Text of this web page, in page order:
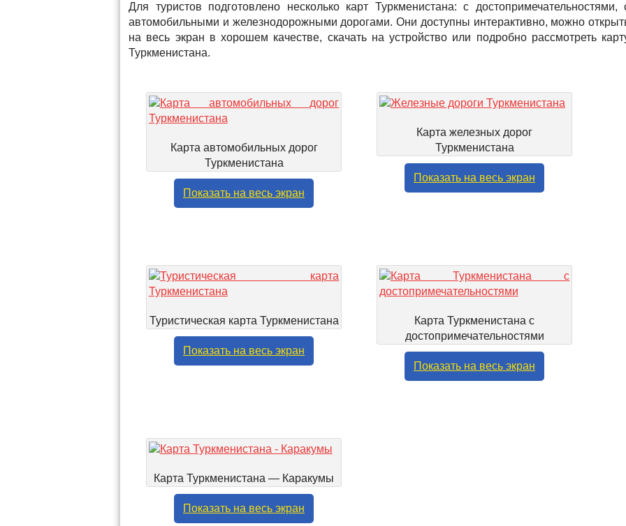
Для туристов подготовлено несколько карт Туркменистана: с достопримечательностями,
автомобильными и железнодорожными дорогами. Они доступны интерактивно, можно
на весь экран в хорошем качестве, скачать на устройство или подробно рассмотреть
Туркменистана.
Карта автомобильных дорог
Туркменистана
Показать на весь экран
Карта железных дорог
Туркменистана
Показать на весь экран
Туристическая карта Туркменистана
Показать на весь экран
Карта Туркменистана с
достопримечательностями
Показать на весь экран
Карта Туркменистана — Каракумы
Показать на весь экран